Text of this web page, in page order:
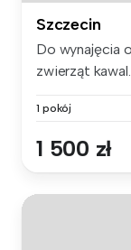
Szczecin
Do wynajęcia
zwierząt
1 pokój
1 500 zł